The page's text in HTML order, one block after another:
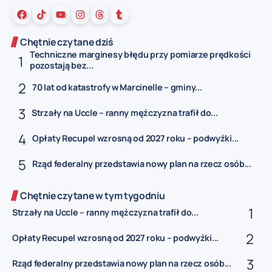
Chętnie czytane dziś
Techniczne marginesy błędu przy pomiarze prędkości
pozostają bez...
70 lat od katastrofy w Marcinelle – gminy...
Strzały na Uccle – ranny mężczyzna trafił do...
Opłaty Recupel wzrosną od 2027 roku – podwyżki...
Rząd federalny przedstawia nowy plan na rzecz osób...
Chętnie czytane w tym tygodniu
Strzały na Uccle – ranny mężczyzna trafił do...
Opłaty Recupel wzrosną od 2027 roku – podwyżki...
Rząd federalny przedstawia nowy plan na rzecz osób...